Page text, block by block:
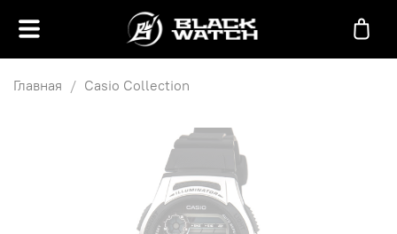
Главная Casio Collection